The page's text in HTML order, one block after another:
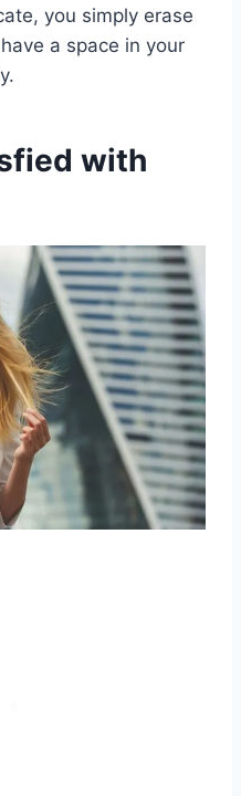
you simply erase
a space in your
with